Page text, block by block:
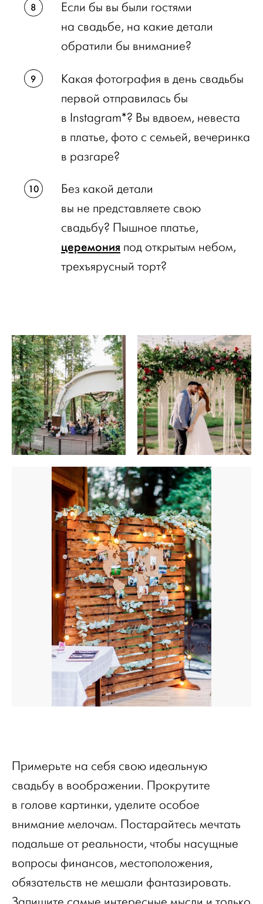
Если бы вы были гостями
на свадьбе, на какие детали
обратили бы внимание?
Какая фотография в день свадьбы
первой отправилась бы
в Instagram*? Вы вдвоем, невеста
в платье, фото с семьей, вечеринка
в разгаре?
Без какой детали
вы не представляете свою
свадьбу? Пышное платье,
церемония под открытым небом,
трехъярусный торт?
Примерьте на себя свою идеальную
свадьбу в воображении. Прокрутите
в голове картинки, уделите особое
внимание мелочам. Постарайтесь мечтать
подальше от реальности, чтобы насущные
вопросы финансов, местоположения,
обязательств не мешали фантазировать.